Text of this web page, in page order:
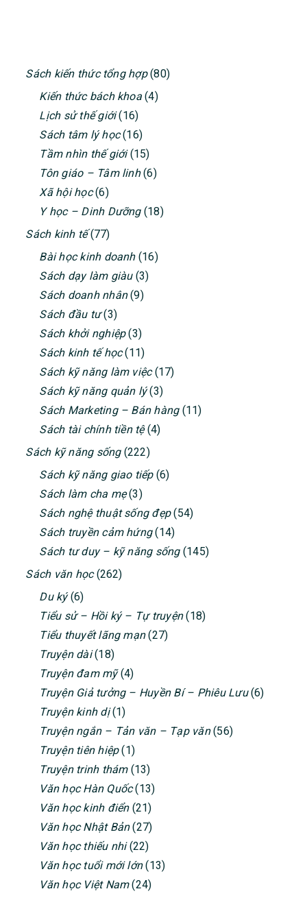
PRIMARY
SIDEBAR
Sách kiến thức tổng hợp(80)
Kiến thức bách khoa(4)
Lịch sử thế giới(16)
Sách tâm lý học(16)
Tầm nhìn thế giới(15)
Tôn giáo – Tâm linh(6)
Xã hội học(6)
Y học – Dinh Dưỡng(18)
Sách kinh tế(77)
Bài học kinh doanh(16)
Sách dạy làm giàu(3)
Sách doanh nhân(9)
Sách đầu tư(3)
Sách khởi nghiệp(3)
Sách kinh tế học(11)
Sách kỹ năng làm việc(17)
Sách kỹ năng quản lý(3)
Sách Marketing – Bán hàng(11)
Sách tài chính tiền tệ(4)
Sách kỹ năng sống(222)
Sách kỹ năng giao tiếp(6)
Sách làm cha mẹ(3)
Sách nghệ thuật sống đẹp(54)
Sách truyền cảm hứng(14)
Sách tư duy – kỹ năng sống(145)
Sách văn học(262)
Du ký(6)
Tiểu sử – Hồi ký – Tự truyện(18)
Tiểu thuyết lãng mạn(27)
Truyện dài(18)
Truyện đam mỹ(4)
Truyện Giả tưởng – Huyền Bí – Phiêu Lưu(6)
Truyện kinh dị(1)
Truyện ngắn – Tản văn – Tạp văn(56)
Truyện tiên hiệp(1)
Truyện trinh thám(13)
Văn học Hàn Quốc(13)
Văn học kinh điển(21)
Văn học Nhật Bản(27)
Văn học thiếu nhi(22)
Văn học tuổi mới lớn(13)
Văn học Việt Nam(24)